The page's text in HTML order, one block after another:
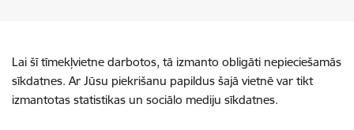
Lai šī tīmekļvietne darbotos, tā izmanto obligāti nepieciešamās
sīkdatnes. Ar Jūsu piekrišanu papildus šajā vietnē var tikt
izmantotas statistikas un sociālo mediju sīkdatnes.